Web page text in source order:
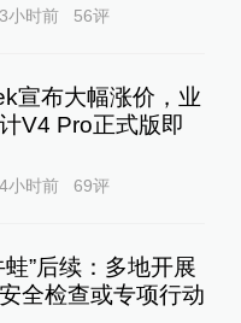
小时前 56评
宣布大幅涨价，业
V4 Pro正式版即
小时前 69评
蛙”后续：多地开展
全检查或专项行动